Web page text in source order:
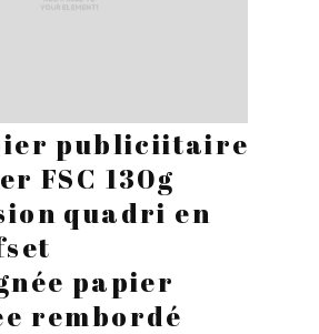
publiciitaire
FSC 130g
quadri en
papier
rembordé